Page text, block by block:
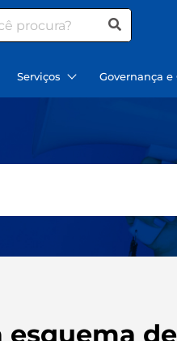
Serviços Governança e